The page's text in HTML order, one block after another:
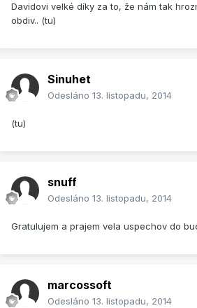
Davidovi velké díky za to, že nám tak
obdiv.. (tu)
Sinuhet
Odesláno 13. listopadu, 2014
(tu)
snuff
Odesláno 13. listopadu, 2014
Gratulujem a prajem vela uspechov do
marcossoft
Odesláno 13. listopadu, 2014